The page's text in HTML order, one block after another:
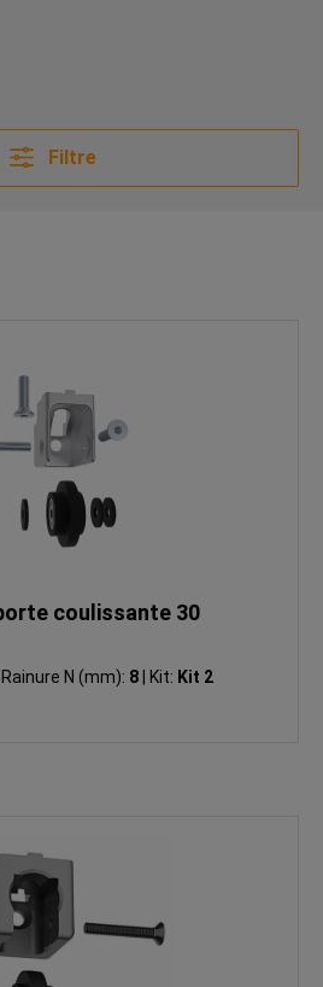
Filtre
coulissante 30
Rainure N (mm): 8 Kit: Kit 2